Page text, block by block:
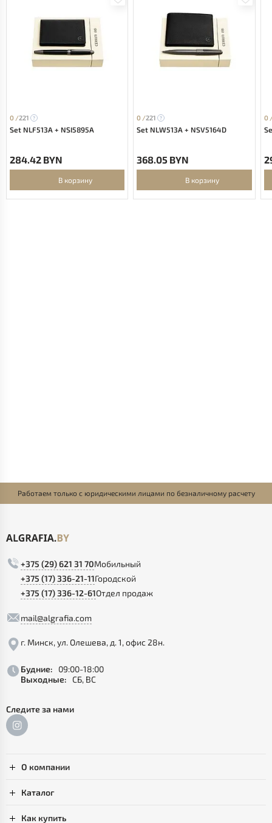
0 /221
Set NLF513A + NSI5895A
284.42 BYN
В корзину
0 /221
Set NLW513A + NSV5164D
368.05 BYN
В корзину
0
Работаем только с юридическими лицами по безналичному расчету
+375 (29) 621 31 70Мобильный
+375 (17) 336-21-11Городской
+375 (17) 336-12-61Отдел продаж
mail@algrafia.com
г. Минск, ул. Олешева, д. 1, офис 28н.
Будние:
09:00-18:00
Выходные: СБ, ВС
Следите за нами
О компании
Каталог
Как купить